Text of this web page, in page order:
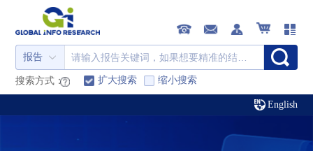
报告
搜索方式： 扩大搜索 缩小搜索
English